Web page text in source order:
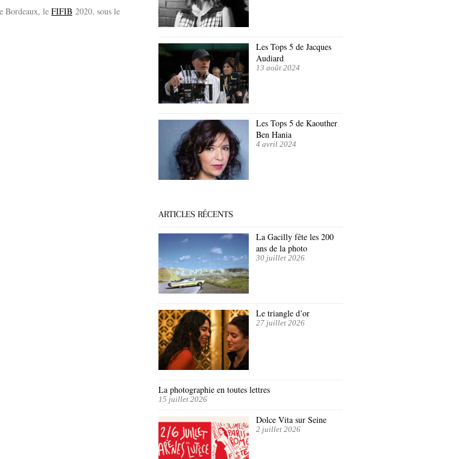
Bordeaux, le FIFIB 2020, sous le
Les Tops 5 de Jacques
Audiard
13 août 2024
Les Tops 5 de Kaouther
Ben Hania
4 avril 2024
ARTICLES RÉCENTS
La Gacilly fête les 200
ans de la photo
30 juillet 2026
Le triangle d’or
27 juillet 2026
La photographie en toutes lettres
15 juillet 2026
Dolce Vita sur Seine
2 juillet 2026